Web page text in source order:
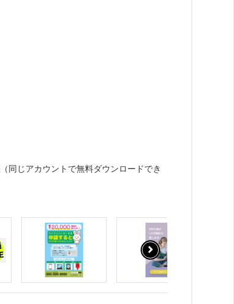
（同じアカウントで無料ダウンロードでき